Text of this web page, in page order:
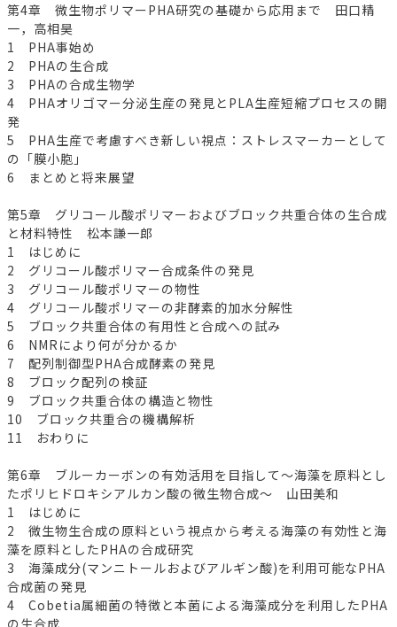
第4章 微生物ポリマーPHA研究の基礎から応用まで 田口精
一，高相昊
1 PHA事始め
2 PHAの生合成
3 PHAの合成生物学
4 PHAオリゴマー分泌生産の発見とPLA生産短縮プロセスの開
発
5 PHA生産で考慮すべき新しい視点：ストレスマーカーとして
の「膜小胞」
6 まとめと将来展望
第5章 グリコール酸ポリマーおよびブロック共重合体の生合成
と材料特性 松本謙一郎
1 はじめに
2 グリコール酸ポリマー合成条件の発見
3 グリコール酸ポリマーの物性
4 グリコール酸ポリマーの非酵素的加水分解性
5 ブロック共重合体の有用性と合成への試み
6 NMRにより何が分かるか
7 配列制御型PHA合成酵素の発見
8 ブロック配列の検証
9 ブロック共重合体の構造と物性
10 ブロック共重合の機構解析
11 おわりに
第6章 ブルーカーボンの有効活用を目指して～海藻を原料とし
たポリヒドロキシアルカン酸の微生物合成～ 山田美和
1 はじめに
2 微生物生合成の原料という視点から考える海藻の有効性と海
藻を原料としたPHAの合成研究
3 海藻成分(マンニトールおよびアルギン酸)を利用可能なPHA
合成菌の発見
4 Cobetia属細菌の特徴と本菌による海藻成分を利用したPHA